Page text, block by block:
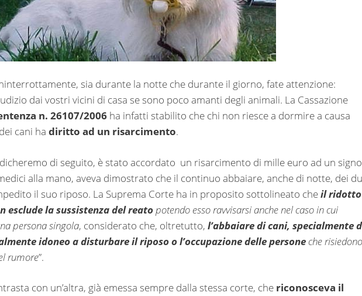
sia durante la notte che durante il giorno, fate attenzione:
dai vostri vicini di casa se sono poco amanti degli animali. La Cassazione
n. 26107/2006 ha infatti stabilito che chi non riesce a dormire a causa
cani ha diritto ad un risarcimento.
di seguito, è stato accordato un risarcimento di mille euro ad un
alla mano, aveva dimostrato che il continuo abbaiare, anche di notte, dei
il suo riposo. La Suprema Corte ha in proposito sottolineato cheil ridotto
esclude la sussistenza del reatopotendo esso ravvisarsi anche nel caso in cui
persona singola, considerato che, oltretutto, l’abbaiare di cani, specialmente
idoneo a disturbare il riposo o l’occupazione delle personeche risiedono
rumore”.
con un’altra, già emessa sempre dalla stessa corte, che riconosceva il